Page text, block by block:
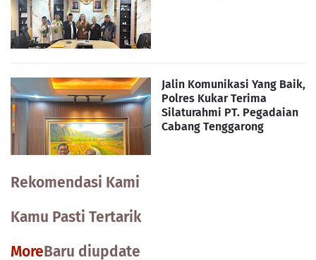
Jalin Komunikasi Yang Baik,
Polres Kukar Terima
Silaturahmi PT. Pegadaian
Cabang Tenggarong
Rekomendasi Kami
Kamu Pasti Tertarik
MoreBaru diupdate